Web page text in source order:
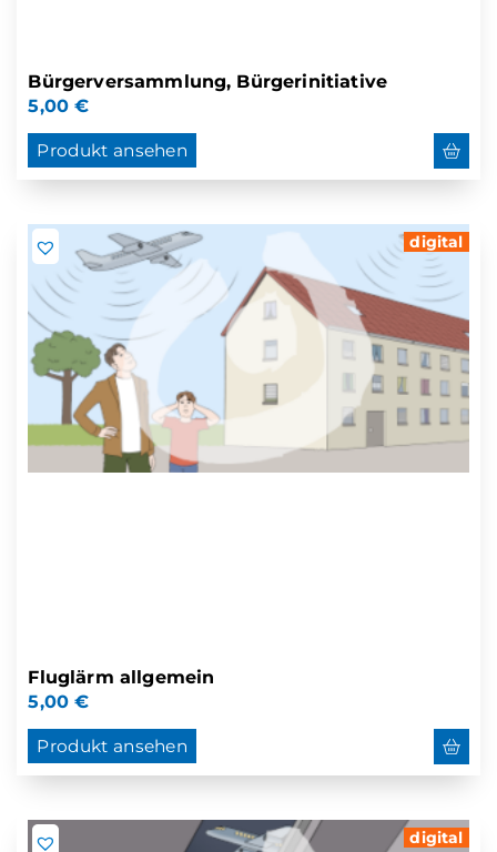
Bürgerversammlung, Bürgerinitiative
5,00€
Produkt ansehen
digital
Fluglärm allgemein
5,00€
Produkt ansehen
digital